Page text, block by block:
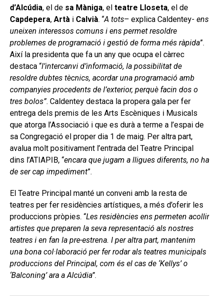
d’Alcúdia, el de sa Màniga, el teatre Lloseta, el de
Capdepera, Artà i Calvià. “A tots– explica Caldentey- ens
uneixen interessos comuns i ens permet resoldre
problemes de programació i gestió de forma més ràpida”.
Així la presidenta que fa un any que ocupa el càrrec
destaca “l’intercanvi d’informació, la possibilitat de
resoldre dubtes tècnics, acordar una programació amb
companyies procedents de l’exterior, perquè facin dos o
tres bolos”. Caldentey destaca la propera gala per fer
entrega dels premis de les Arts Escèniques i Musicals
que atorga l’Associació i que es durà a terme a l’espai de
sa Congregació el proper dia 1 de maig. Per altra part,
avalua molt positivament l’entrada del Teatre Principal
dins l’ATIAPIB, “encara que jugam a lligues diferents, no ha
de ser cap impediment”.
El Teatre Principal manté un conveni amb la resta de
teatres per fer residències artístiques, a més d’oferir les
produccions pròpies. “Les residències ens permeten acollir
artistes que preparen la seva representació als nostres
teatres i en fan la pre-estrena. I per altra part, mantenim
una bona col·laboració per fer rodar als teatres municipals
produccions del Principal, com és el cas de ‘Kellys’ o
‘Balconing’ ara a Alcúdia”.